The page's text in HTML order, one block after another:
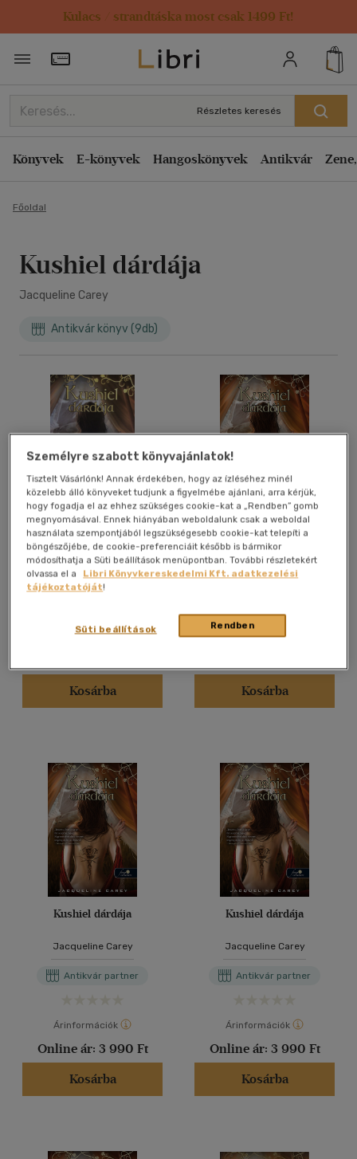
Kulacs / strandtáska most csak 1499 Ft!
Törzsvásárlói Kártya adatai
Részletes keresés
Könyvek E-könyvek Hangoskönyvek Antikvár
Főoldal
Kushiel dárdája
Jacqueline Carey
Antikvár könyv (9db)
Kushiel dárdája
Jacqueline Carey
Antikvár partner
Árinformációk
Kosárba
Kushiel dárdája
Jacqueline Carey
Árinformációk
Kosárba
Kushiel dárdája
Jacqueline Carey
Antikvár partner
Árinformációk
Online ár: 3 990 Ft
Kosárba
Kushiel dárdája
Jacqueline Carey
Antikvár partner
Árinformációk
Online ár: 3 990 Ft
Kosárba
Személyre szabott könyvajánlatok!
Tisztelt Vásárlónk! Annak érdekében, hogy az ízléséhez minél
közelebb álló könyveket tudjunk a figyelmébe ajánlani, arra kérjük,
hogy fogadja el az ehhez szükséges cookie-kat a „Rendben” gomb
megnyomásával. Ennek hiányában weboldalunk csak a weboldal
használata szempontjából legszükségesebb cookie-kat telepíti a
böngészőjébe, de cookie-preferenciáit később is bármikor
módosíthatja a Süti beállítások menüpontban. További részletekért
olvassa el a
Libri Könyvkereskedelmi Kft. adatkezelési
tájékoztatóját!
Rendben
Süti beállítások